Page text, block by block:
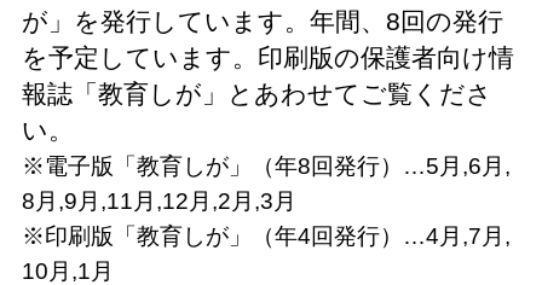
が」を発行しています。年間、8回の発行
を予定しています。 印刷版の保護者向け情
報誌「教育しが」とあわせてご覧くださ
い。
※電子版「教育しが」（年8回発行）…5月,6月,
8月,9月,11月,12月,2月,3月
※印刷版「教育しが」（年4回発行）…4月,7月,
10月,1月